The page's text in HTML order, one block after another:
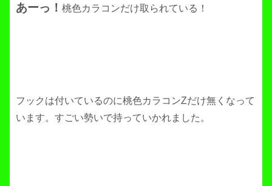
あーっ！ 桃色カラコンだけ取られている！
フックは付いているのに桃色カラコンZだけ無くなって
います。すごい勢いで持っていかれました。